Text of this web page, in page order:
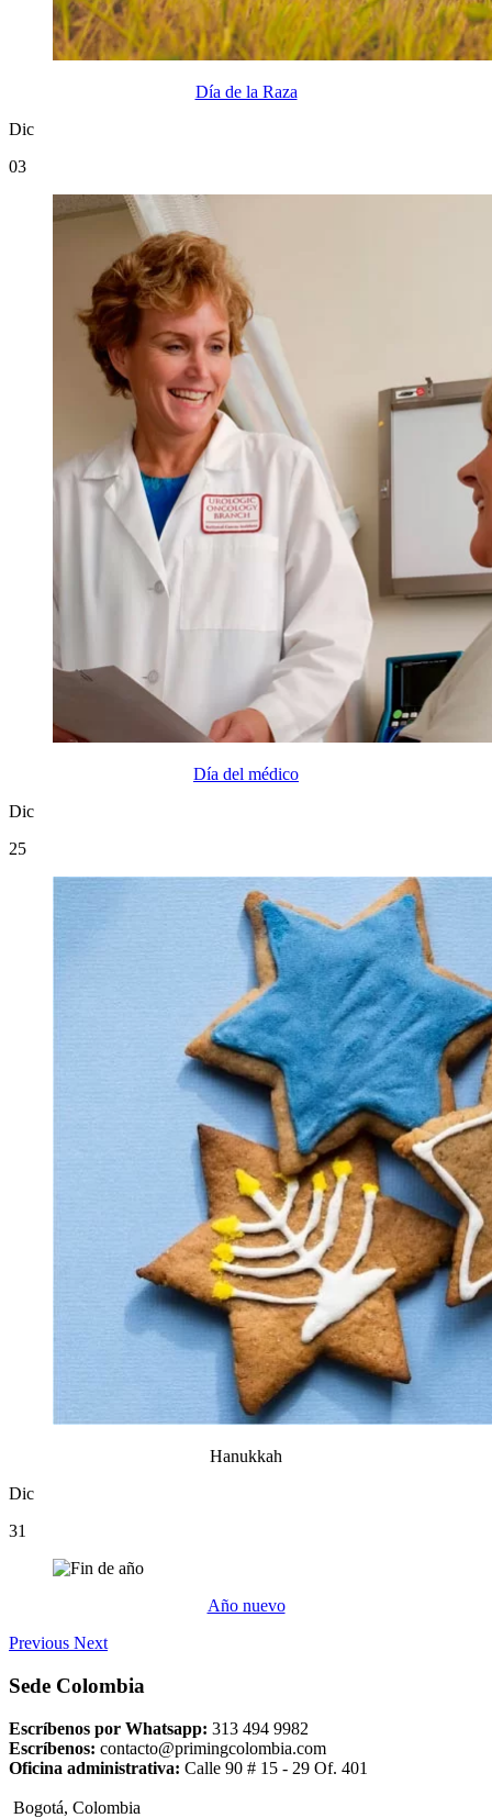
Día de la Raza
Dic
03
Día del médico
Dic
25
Hanukkah
Dic
31
Año nuevo
Previous Next
Sede Colombia
Escríbenos por Whatsapp: 313 494 9982
Escríbenos: contacto@primingcolombia.com
Oficina administrativa: Calle 90 # 15 - 29 Of. 401
Bogotá, Colombia